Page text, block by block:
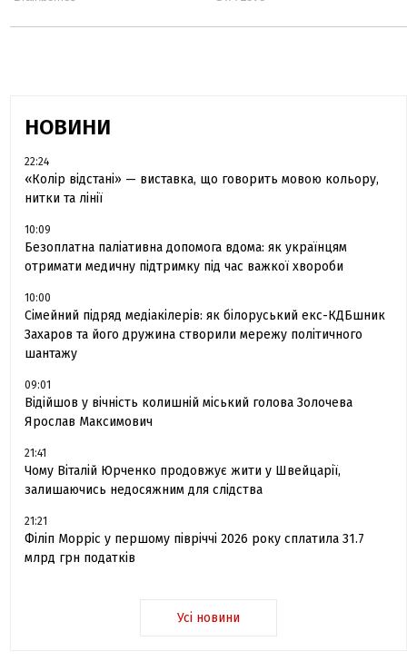
НОВИНИ
22:24
«Колір відстані» — виставка, що говорить мовою кольору,
нитки та лінії
10:09
Безоплатна паліативна допомога вдома: як українцям
отримати медичну підтримку під час важкої хвороби
10:00
Сімейний підряд медіакілерів: як білоруський екс-КДБшник
Захаров та його дружина створили мережу політичного
шантажу
09:01
Відійшов у вічність колишній міський голова Золочева
Ярослав Максимович
21:41
Чому Віталій Юрченко продовжує жити у Швейцарії,
залишаючись недосяжним для слідства
21:21
Філіп Морріс у першому півріччі 2026 року сплатила 31.7
млрд грн податків
Усі новини